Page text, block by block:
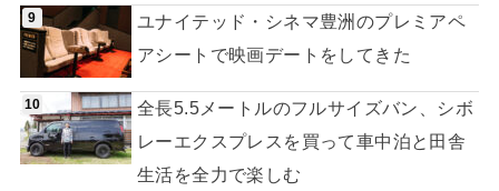
ユナイテッド・シネマ豊洲のプレミアペ
アシートで映画デートをしてきた
全長5.5メートルのフルサイズバン、シボ
レーエクスプレスを買って車中泊と田舎
生活を全力で楽しむ